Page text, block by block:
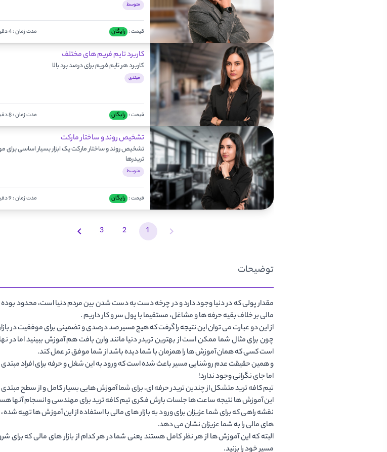
متوسط
قیمت : رایگان مدت زمان :4 دقیقه
کاربرد تایم فریم های مختلف
کاربرد هر تایم فریم برای درصد برد بالا
مبتدی
قیمت : رایگان مدت زمان :8 دقیقه
تشخیص روند و ساختار مارکت
تشخیص روند و ساختار مارکت یک ابزار بسیار اساسی برای
تریدرها
متوسط
قیمت : رایگان مدت زمان :9 دقیقه
1
2
3
توضیحات
مقدار پولی که در دنیا وجود دارد و در چرخه دست به دست شدن بین مردم دنیا است، محدود بوده
مالی بر خلاف بقیه حرفه ها و مشاغل، مستقیما با پول سر و کار داریم .
از این دو عبارت می توان این نتیجه را گرفت که هیچ مسیر صد درصدی و تضمینی برای موفقیت در
چون برای مثال شما ممکن است از بهترین تریدر دنیا مانند وارن بافت هم آموزش ببینید اما در
است کسی که همان آموزش ها را همزمان با شما دیده باشد از شما موفق تر عمل کند.
و همین حقیقت عدم روشنایی مسیر باعث شده است که ورود به این شغل و حرفه برای افراد مبتدی
اما جای نگرانی وجود ندارد!
تیم کافه ترید متشکل از چندین تریدر حرفه ای، برای شما آموزش هایی بسیار کامل و از سطح مبتدی
این آموزش ها نتیجه ساعت ها جلسات بارش فکری تیم کافه ترید برای مهندسی و انسجام آنها
نقشه راهی که برای شما عزیزان برای ورود به بازار های مالی با استفاده از این آموزش ها تهیه
های مالی را به شما عزیزان نشان می دهد.
البته که این آموزش ها از هر نظر کامل هستند یعنی شما در هر کدام از بازار های مالی که برای
مسیر خود را بزنید.